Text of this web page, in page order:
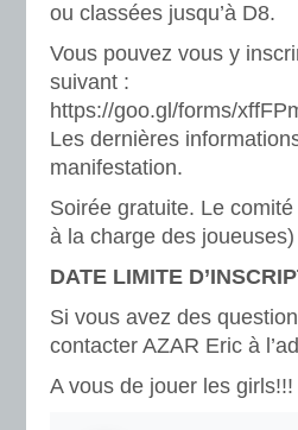
ou classées jusqu’à D8.
Vous pouvez vous y
suivant :
https://goo.gl/forms/
Les dernières
manifestation.
Soirée gratuite. Le
à la charge des joueuses)
DATE LIMITE
Si vous avez des
contacter AZAR Eric à
A vous de jouer les girls!!!